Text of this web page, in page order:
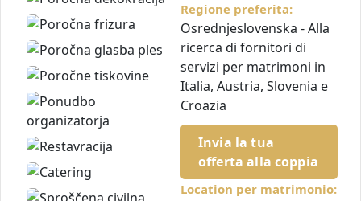
Regione preferita:
Osrednjeslovenska - Alla
ricerca di fornitori di
servizi per matrimoni in
Italia, Austria, Slovenia e
Croazia
Invia la tua
offerta alla coppia
Location per matrimonio: